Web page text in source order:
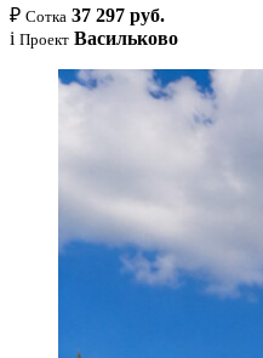
₽ Сотка 37 297 руб.
i Проект Васильково